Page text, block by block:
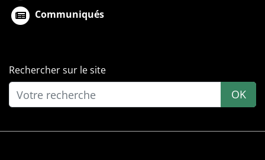
Communiqués
Rechercher sur le site
OK